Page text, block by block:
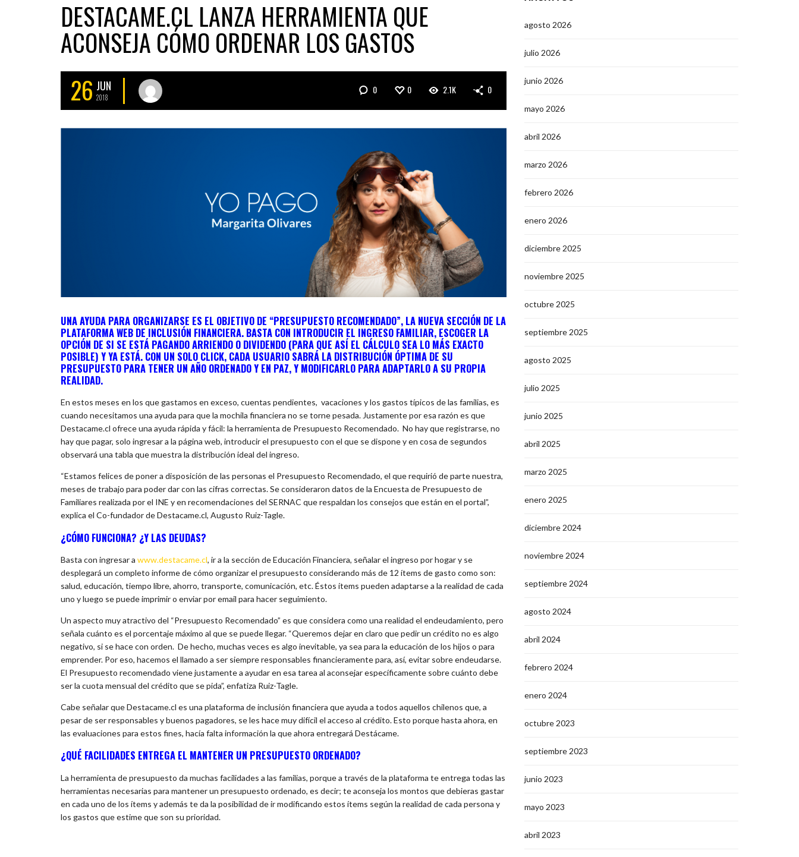
DESTACAME.CL LANZA HERRAMIENTA QUE
ACONSEJA CÓMO ORDENAR LOS GASTOS
26 JUN
2018
0 0 2.1K 0
UNA AYUDA PARA ORGANIZARSE ES EL OBJETIVO DE “PRESUPUESTO RECOMENDADO”, LA NUEVA SECCIÓN DE LA
PLATAFORMA WEB DE INCLUSIÓN FINANCIERA. BASTA CON INTRODUCIR EL INGRESO FAMILIAR, ESCOGER LA
OPCIÓN DE SI SE ESTÁ PAGANDO ARRIENDO O DIVIDENDO (PARA QUE ASÍ EL CÁLCULO SEA LO MÁS EXACTO
POSIBLE) Y YA ESTÁ. CON UN SOLO CLICK, CADA USUARIO SABRÁ LA DISTRIBUCIÓN ÓPTIMA DE SU
PRESUPUESTO PARA TENER UN AÑO ORDENADO Y EN PAZ, Y MODIFICARLO PARA ADAPTARLO A SU PROPIA
REALIDAD.
En estos meses en los que gastamos en exceso, cuentas pendientes, vacaciones y los gastos típicos de las familias, es
cuando necesitamos una ayuda para que la mochila financiera no se torne pesada. Justamente por esa razón es que
Destacame.cl ofrece una ayuda rápida y fácil: la herramienta de Presupuesto Recomendado. No hay que registrarse, no
hay que pagar, solo ingresar a la página web, introducir el presupuesto con el que se dispone y en cosa de segundos
observará una tabla que muestra la distribución ideal del ingreso.
“Estamos felices de poner a disposición de las personas el Presupuesto Recomendado, el que requirió de parte nuestra,
meses de trabajo para poder dar con las cifras correctas. Se consideraron datos de la Encuesta de Presupuesto de
Familiares realizada por el INE y en recomendaciones del SERNAC que respaldan los consejos que están en el portal”,
explica el Co-fundador de Destacame.cl, Augusto Ruiz-Tagle.
¿CÓMO FUNCIONA? ¿Y LAS DEUDAS?
Basta con ingresar a www.destacame.cl, ir a la sección de Educación Financiera, señalar el ingreso por hogar y se
desplegará un completo informe de cómo organizar el presupuesto considerando más de 12 ítems de gasto como son:
salud, educación, tiempo libre, ahorro, transporte, comunicación, etc. Éstos ítems pueden adaptarse a la realidad de cada
uno y luego se puede imprimir o enviar por email para hacer seguimiento.
Un aspecto muy atractivo del “Presupuesto Recomendado” es que considera como una realidad el endeudamiento, pero
señala cuánto es el porcentaje máximo al que se puede llegar. “Queremos dejar en claro que pedir un crédito no es algo
negativo, si se hace con orden. De hecho, muchas veces es algo inevitable, ya sea para la educación de los hijos o para
emprender. Por eso, hacemos el llamado a ser siempre responsables financieramente para, así, evitar sobre endeudarse.
El Presupuesto recomendado viene justamente a ayudar en esa tarea al aconsejar específicamente sobre cuánto debe
ser la cuota mensual del crédito que se pida”, enfatiza Ruiz-Tagle.
Cabe señalar que Destacame.cl es una plataforma de inclusión financiera que ayuda a todos aquellos chilenos que, a
pesar de ser responsables y buenos pagadores, se les hace muy difícil el acceso al crédito. Esto porque hasta ahora, en
las evaluaciones para estos fines, hacía falta información la que ahora entregará Destácame.
¿QUÉ FACILIDADES ENTREGA EL MANTENER UN PRESUPUESTO ORDENADO?
La herramienta de presupuesto da muchas facilidades a las familias, porque a través de la plataforma te entrega todas las
herramientas necesarias para mantener un presupuesto ordenado, es decir; te aconseja los montos que debieras gastar
en cada uno de los ítems y además te da la posibilidad de ir modificando estos ítems según la realidad de cada persona y
los gastos que estime que son su prioridad.
agosto 2026
julio 2026
junio 2026
mayo 2026
abril 2026
marzo 2026
febrero 2026
enero 2026
diciembre 2025
noviembre 2025
octubre 2025
septiembre 2025
agosto 2025
julio 2025
junio 2025
abril 2025
marzo 2025
enero 2025
diciembre 2024
noviembre 2024
septiembre 2024
agosto 2024
abril 2024
febrero 2024
enero 2024
octubre 2023
septiembre 2023
junio 2023
mayo 2023
abril 2023